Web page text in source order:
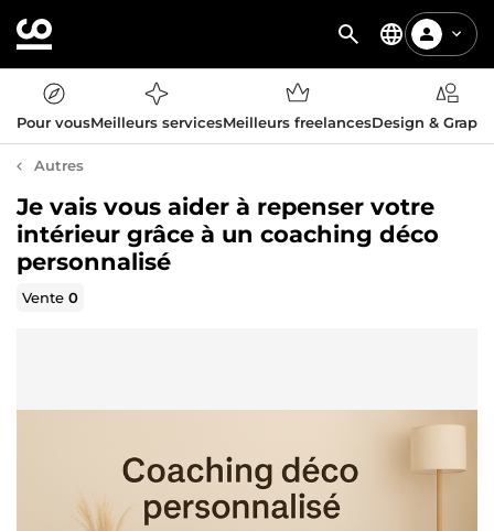
Pour vousMeilleurs servicesMeilleurs freelancesDesign &
Autres
Je vais vous aider à repenser votre
intérieur grâce à un coaching déco
personnalisé
Vente0